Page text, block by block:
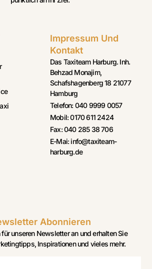
Impressum Und
Kontakt
Das Taxiteam Harburg. Inh.
Behzad Monajim,
Schafshagenberg 18 21077
Hamburg
Telefon: 040 9999 0057
Mobil: 0170 611 2424
Fax: 040 285 38 706
E-Mai: info@taxiteam-
harburg.de
Abonnieren
unseren Newsletter an und erhalten Sie
Inspirationen und vieles mehr.